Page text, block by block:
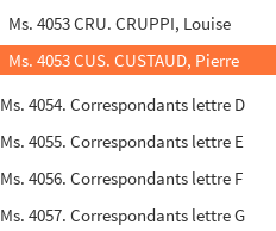
Ms. 4053 CRU. CRUPPI, Louise
Ms. 4053 CUS. CUSTAUD, Pierre
Ms. 4054. Correspondants lettre D
Ms. 4055. Correspondants lettre E
Ms. 4056. Correspondants lettre F
Ms. 4057. Correspondants lettre G